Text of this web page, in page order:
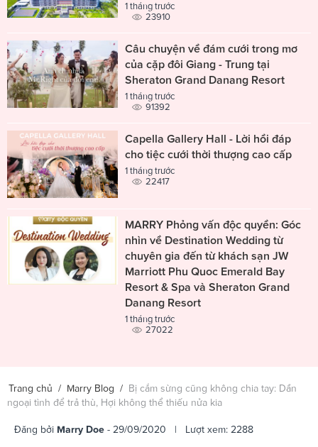
1 tháng trước
23910
Câu chuyện về đám cưới trong mơ
của cặp đôi Giang - Trung tại
Sheraton Grand Danang Resort
1 tháng trước
91392
Capella Gallery Hall - Lời hồi đáp
cho tiệc cưới thời thượng cao cấp
1 tháng trước
22417
MARRY Phỏng vấn độc quyền: Góc
nhìn về Destination Wedding từ
chuyên gia đến từ khách sạn JW
Marriott Phu Quoc Emerald Bay
Resort & Spa và Sheraton Grand
Danang Resort
1 tháng trước
27022
Trang chủ / Marry Blog / Bị cắm sừng cũng không chia tay: Dần
ngoại tình để trả thù, Hợi không thể thiếu nửa kia
Đăng bởi Marry Doe - 29/09/2020 | Lượt xem: 2288